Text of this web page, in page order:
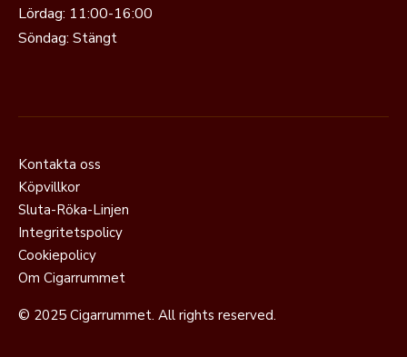
Lördag: 11:00-16:00
Söndag: Stängt
Kontakta oss
Köpvillkor
Sluta-Röka-Linjen
Integritetspolicy
Cookiepolicy
Om Cigarrummet
© 2025 Cigarrummet. All rights reserved.